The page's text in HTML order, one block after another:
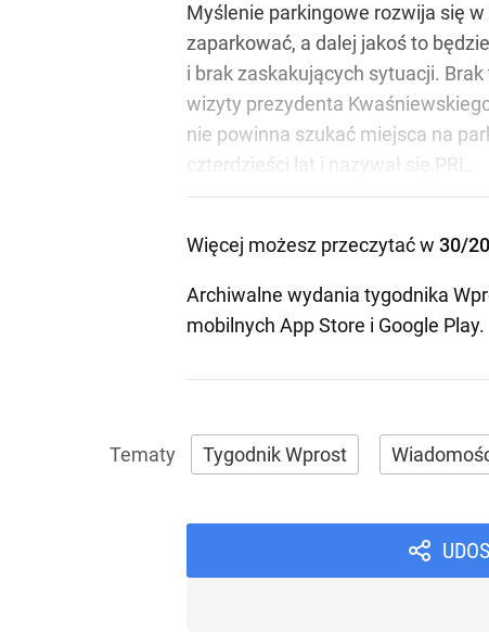
Myślenie parkingowe rozwija się
zaparkować, a dalej jakoś to
i brak zaskakujących sytuacji.
wizyty prezydenta
nie powinna szukać miejsca na
czterdzieści lat i nazywał się PRL.
Więcej możesz przeczytać w 30/
Archiwalne wydania tygodnika
mobilnych App Store i Google Play.
Tygodnik Wprost